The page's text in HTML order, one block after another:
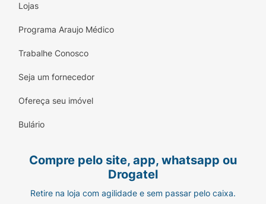
Lojas
Programa Araujo Médico
Trabalhe Conosco
Seja um fornecedor
Ofereça seu imóvel
Bulário
Compre pelo site, app, whatsapp ou
Drogatel
Retire na loja com agilidade e sem passar pelo caixa.